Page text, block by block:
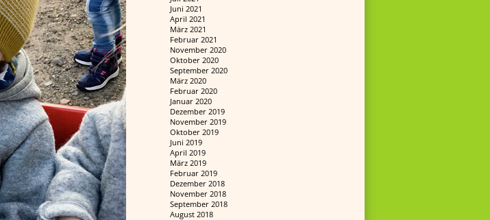
Juni 2021
April 2021
März 2021
Februar 2021
November 2020
Oktober 2020
September 2020
März 2020
Februar 2020
Januar 2020
Dezember 2019
November 2019
Oktober 2019
Juni 2019
April 2019
März 2019
Februar 2019
Dezember 2018
November 2018
September 2018
August 2018